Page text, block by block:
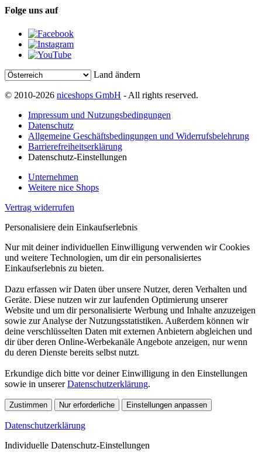
Folge uns auf
Land ändern
© 2010-2026 niceshops GmbH - All rights reserved.
Impressum und Nutzungsbedingungen
Datenschutz
Allgemeine Geschäftsbedingungen und Widerrufsbelehrung
Barrierefreiheitserklärung
Datenschutz-Einstellungen
Unternehmen
Weitere nice Shops
Vertrag widerrufen
Personalisiere dein Einkaufserlebnis
Nur mit deiner individuellen Einwilligung verwenden wir Cookies
und weitere Technologien, um dir ein personalisiertes
Einkaufserlebnis zu bieten.
Dazu erfassen wir Daten über unsere Nutzer, deren Verhalten und
Geräte. Diese nutzen wir zur laufenden Optimierung unserer
Website und um dir personalisierte Werbung und Inhalte anzuzeigen
sowie zur Analyse der Nutzungsstatistiken. Außerdem können wir
deine verschlüsselten Daten mit externen Anbietern abgleichen und
dir über deren Online-Werbekanäle Angebote anzeigen, nur wenn
du deren Dienste bereits selbst nutzt.
Erkundige dich bitte vor deiner Einwilligung in den Einstellungen
sowie in unsererDatenschutzerklärung.
Zustimmen Nur erforderliche Einstellungen anpassen
Datenschutzerklärung
Individuelle Datenschutz-Einstellungen